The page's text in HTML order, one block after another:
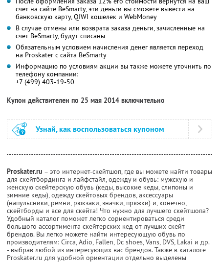
счет на сайте BeSmarty, эти деньги вы сможете вывести на
банковскую карту, QIWI кошелек и WebMoney
В случае отмены или возврата заказа деньги, зачисленные на
счет BeSmarty, будут списаны
Обязательным условием начисления денег является переход
на Proskater с сайта BeSmarty
Информацию по условиям акции вы также можете уточнить по
телефону компании:
+7 (499) 403-19-50
Купон действителен по 25 мая 2014 включительно
Узнай, как воспользоваться купоном
Proskater.ru – это интернет-скейтшоп, где вы можете найти товары
для скейтбординга и лайфстайл, одежду и обувь: мужскую и
женскую скейтерскую обувь (кеды, высокие кеды, слипоны и
зимние кеды), одежду скейтовых брендов, аксессуары
(напульсники, ремни, рюкзаки, значки, пряжки) и, конечно,
скейтборды и все для скейта! Что нужно для лучшего скейтшопа?
Удобный каталог поможет легко сориентироваться среди
большого ассортимента скейтерских кед от лучших скейт-
брендов. Вы легко можете найти интересующую обувь по
производителям: Circa, Adio, Fallen, Dc shoes, Vans, DVS, Lakai и др.
- выбрав любой из интересующих вас брендов. Также в каталоге
Proskater.ru для удобной ориентации отдельно выделены